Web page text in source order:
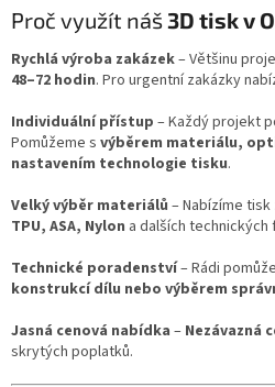
Proč využít náš 3D tisk v
Rychlá výroba zakázek– Většinu
48–72 hodin. Pro urgentní zakázky
Individuální přístup – Každý projekt
Pomůžeme s výběrem materiálu,
nastavením technologie tisku.
Velký výběr materiálů – Nabízíme
TPU, ASA, Nylon a dalších technických
Technické poradenství– Rádi
konstrukcí dílu nebo výběrem
Jasná cenová nabídka – Nezávazná
skrytých poplatků.